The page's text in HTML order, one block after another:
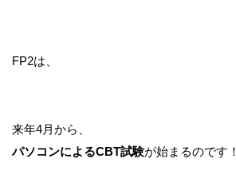
FP2は、
来年4月から、
パソコンによるCBT試験が始まるのです！